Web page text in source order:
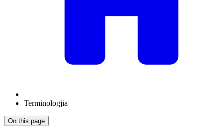
Terminologjia
On this page